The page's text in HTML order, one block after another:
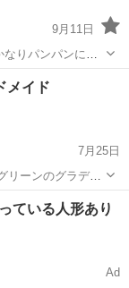
9月11日
りパンパンにな
段交
m(_ _)m
メイド
7月25日
収納することも出
ドグリーン
ている人形あり
Ad